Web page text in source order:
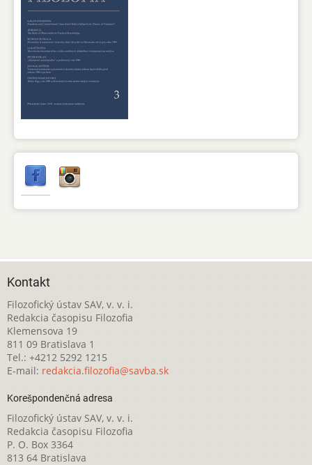
Kontakt
Filozofický ústav SAV, v. v. i.
Redakcia časopisu Filozofia
Klemensova 19
811 09 Bratislava 1
Tel.: +4212 5292 1215
E-mail: redakcia.filozofia@savba.sk
Korešpondenčná adresa
Filozofický ústav SAV, v. v. i.
Redakcia časopisu Filozofia
P. O. Box 3364
813 64 Bratislava